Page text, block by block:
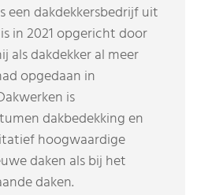
een dakdekkersbedrijf uit
in 2021 opgericht door
als dakdekker al meer
opgedaan in
is
dakbedekking en
hoogwaardige
daken als bij het
daken.